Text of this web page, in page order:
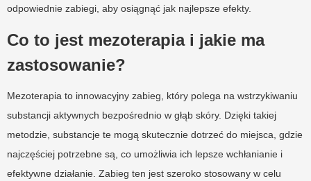
odpowiednie zabiegi, aby osiągnąć jak najlepsze efekty.
Co to jest mezoterapia i jakie ma
zastosowanie?
Mezoterapia to innowacyjny zabieg, który polega na wstrzykiwaniu
substancji aktywnych bezpośrednio w głąb skóry. Dzięki takiej
metodzie, substancje te mogą skutecznie dotrzeć do miejsca, gdzie
najczęściej potrzebne są, co umożliwia ich lepsze wchłanianie i
efektywne działanie. Zabieg ten jest szeroko stosowany w celu